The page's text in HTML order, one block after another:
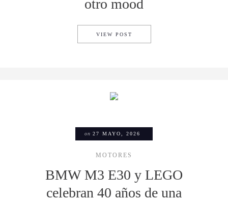
otro mood
VIEW POST
on 27 MAYO, 2026
MOTORES
BMW M3 E30 y LEGO
celebran 40 años de una